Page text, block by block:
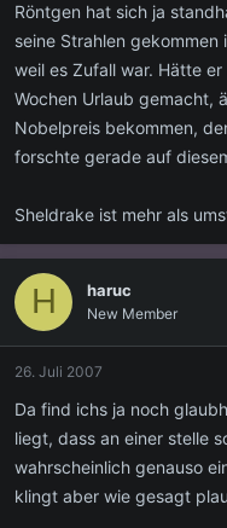
Röntgen hat sich ja
seine Strahlen
weil es Zufall war. Hätte
Wochen Urlaub gemacht,
Nobelpreis bekommen,
forschte gerade auf
Sheldrake ist mehr als
H haruc
New Member
26. Juli 2007
Da find ichs ja noch
liegt, dass an einer stelle
wahrscheinlich genauso
klingt aber wie gesagt